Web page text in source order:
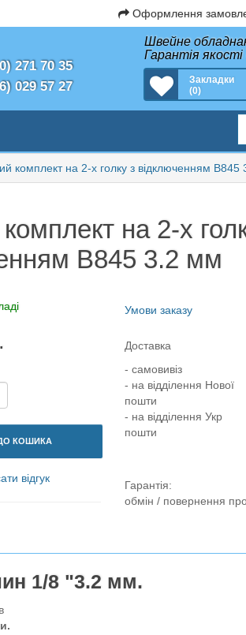
Оформлення
271 70 35
029 57 27
Швейне
Гарантія
Закладки
(0)
комплект на 2-х голку з відключенням
на 2-х
B845 3.2 мм
КОШИКА
відгук
Умови заказу
Доставка
- самовивіз
- на відділення Нової
пошти
- на відділення Укр
пошти
Гарантія:
обмін / повернення
1/8 "3.2 мм.